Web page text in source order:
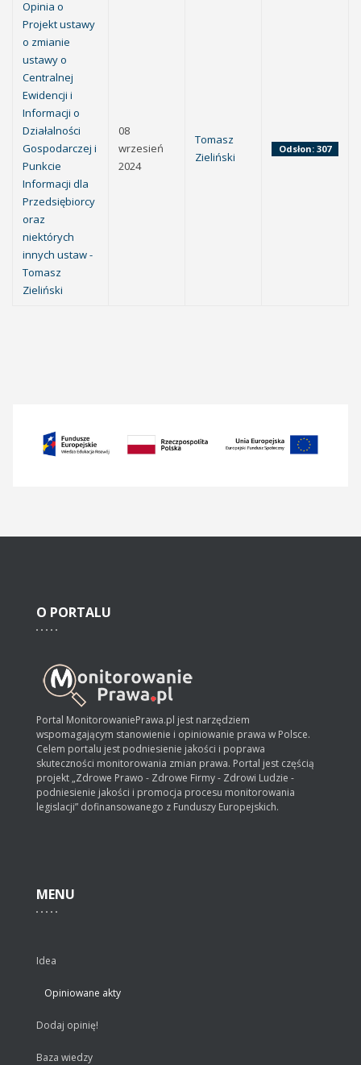
Opinia o
Projekt ustawy
o zmianie
ustawy o
Centralnej
Ewidencji i
Informacji o
Działalności
Gospodarczej i
Punkcie
Informacji dla
Przedsiębiorcy
oraz
niektórych
innych ustaw -
Tomasz
Zieliński
08
wrzesień
2024
Tomasz
Zieliński
Odsłon: 307
O PORTALU
Portal MonitorowaniePrawa.pl jest narzędziem
wspomagającym stanowienie i opiniowanie prawa w Polsce.
Celem portalu jest podniesienie jakości i poprawa
skuteczności monitorowania zmian prawa. Portal jest częścią
projekt „Zdrowe Prawo - Zdrowe Firmy - Zdrowi Ludzie -
podniesienie jakości i promocja procesu monitorowania
legislacji” dofinansowanego z Funduszy Europejskich.
MENU
Idea
Opiniowane akty
Dodaj opinię!
Baza wiedzy